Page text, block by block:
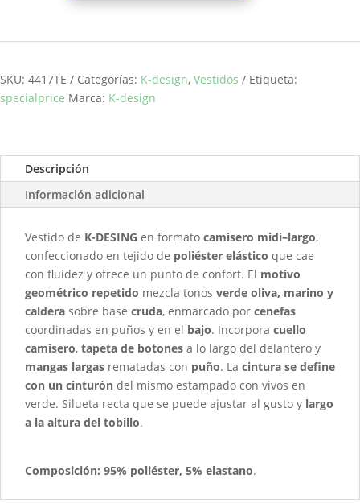
SKU: 4417TE Categorías: K-design, Vestidos
Etiqueta:
specialprice Marca: K-design
Descripción
Información adicional
Vestido de K-DESING en formato camisero midi–largo,
confeccionado en tejido de poliéster elástico que cae
con fluidez y ofrece un punto de confort. El motivo
geométrico repetido mezcla tonos verde oliva, marino y
caldera sobre base cruda, enmarcado por cenefas
coordinadas en puños y en el bajo. Incorpora cuello
camisero, tapeta de botones a lo largo del delantero y
mangas largas rematadas con puño. La cintura se define
con un cinturón del mismo estampado con vivos en
verde. Silueta recta que se puede ajustar al gusto y largo
a la altura del tobillo.
Composición: 95% poliéster, 5% elastano.